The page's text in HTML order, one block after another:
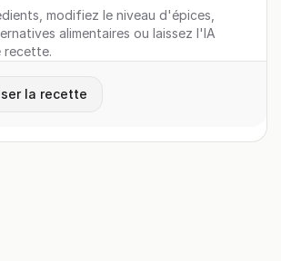
modifiez le niveau d'épices,
alimentaires ou laissez l'IA
recette.
la recette